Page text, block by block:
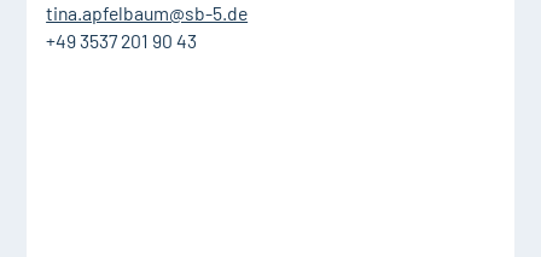
tina.apfelbaum@sb-5.de
+49 3537 201 90 43